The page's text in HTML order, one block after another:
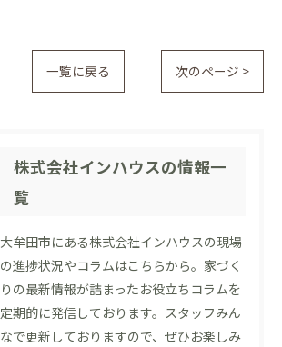
一覧に戻る 次のページ >
株式会社インハウスの情報一
覧
大牟田市にある株式会社インハウスの現場
の進捗状況やコラムはこちらから。家づく
りの最新情報が詰まったお役立ちコラムを
定期的に発信しております。スタッフみん
なで更新しておりますので、ぜひお楽しみ